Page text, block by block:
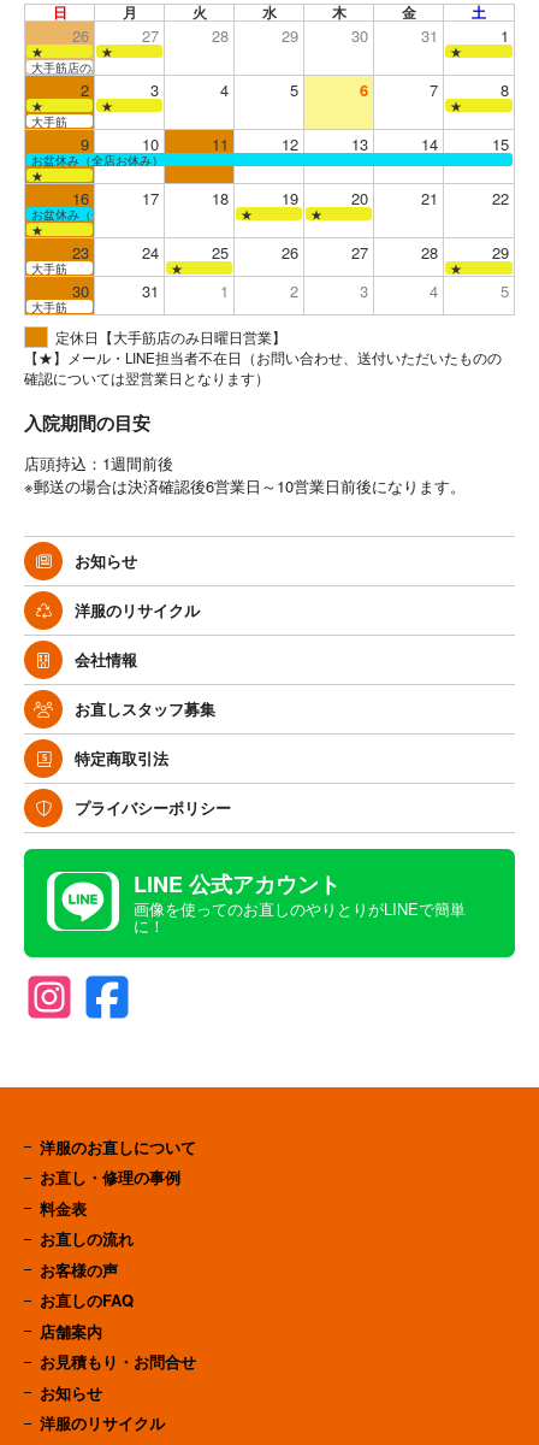
日 月 火 水 木 金 土
26 27 28 29 30 31 1
★ ★
★
大手筋店のみ営業
2 3 4 5 6 7 8
★ ★
★
大手筋
9 10 11 12 13 14 15
お盆休み（全店お休み）
★
16 17 18 19 20 21 22
お盆休み（全店お休み） ★
★
★
23 24 25 26 27 28 29
大手筋 ★ ★
30 31 1 2 3 4 5
大手筋
定休日【大手筋店のみ日曜日営業】
【★】メール・LINE担当者不在日（お問い合わせ、送付いただいたものの
確認については翌営業日となります）
入院期間の目安
店頭持込：1週間前後
※郵送の場合は決済確認後6営業日～10営業日前後になります。
お知らせ
洋服のリサイクル
会社情報
お直しスタッフ募集
特定商取引法
プライバシーポリシー
LINE 公式アカウント
画像を使ってのお直しのやりとりがLINEで簡単
に！
洋服のお直しについて
お直し・修理の事例
料金表
お直しの流れ
お客様の声
お直しのFAQ
店舗案内
お見積もり・お問合せ
お知らせ
洋服のリサイクル